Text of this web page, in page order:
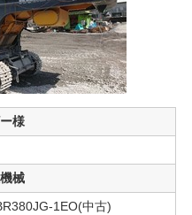
様
械
1EO(中古)